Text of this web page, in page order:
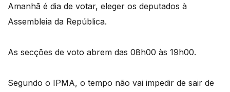
Amanhã é dia de votar, eleger os deputados à
Assembleia da República.
As secções de voto abrem das 08h00 às 19h00.
Segundo o IPMA, o tempo não vai impedir de sair de